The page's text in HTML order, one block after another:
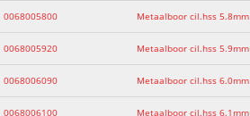
0068005800 Metaalboor cil.hss 5.8mm
0068005920 Metaalboor cil.hss 5.9mm
0068006090 Metaalboor cil.hss 6.0mm
0068006100 Metaalboor cil.hss 6.1mm